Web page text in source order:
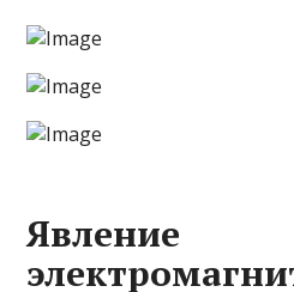
Явление